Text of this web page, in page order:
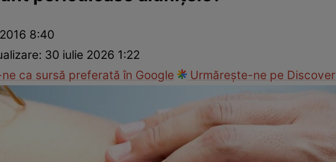
Casă și grădină
8:40
30 iulie 2026 1:22
ca sursă preferată în Google
Urmărește-ne pe Discover